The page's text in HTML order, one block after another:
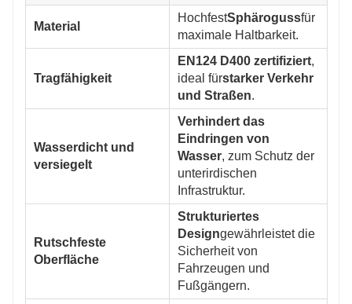
Material
HochfestSphärogussfür
maximale Haltbarkeit.
Tragfähigkeit
EN124 D400 zertifiziert,
ideal fürstarker Verkehr
und Straßen.
Wasserdicht und
versiegelt
Verhindert das
Eindringen von
Wasser, zum Schutz der
unterirdischen
Infrastruktur.
Rutschfeste
Oberfläche
Strukturiertes
Designgewährleistet die
Sicherheit von
Fahrzeugen und
Fußgängern.